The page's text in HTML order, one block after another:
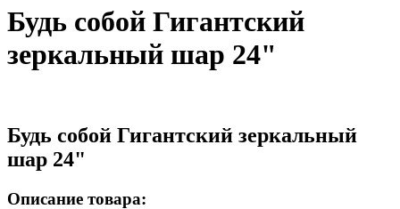
Будь собой Гигантский
зеркальный шар 24"
Будь собой Гигантский зеркальный
шар 24"
Описание товара: